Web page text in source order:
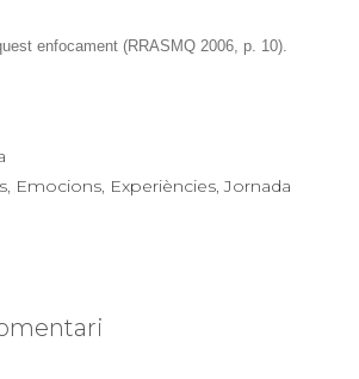
enfocament (RRASMQ 2006, p. 10).
, Emocions, Experiències,Jornada